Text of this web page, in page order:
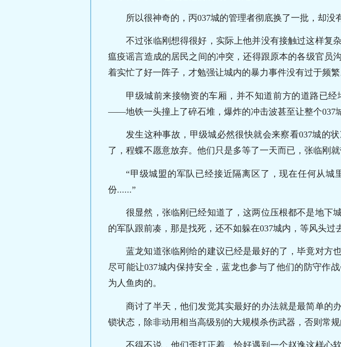
所以很神奇的，丙037城的管理者彻底换了一批，却没
不过张临刚想得很好，实际上他并没有接触过这样复
瘟疫谣言造成的居民之间的冲突，还得跟原本的各级官员
着实忙了好一阵子，才勉强让城内的暴力事件没有过于频繁
甲级城前来接物资的车厢，并不知道前方的道路已
——地铁一头撞上了碎石堆，爆炸的冲击波甚至让整个037
发生这种事故，甲级城必然很快就会来察看037城的
了，程蝶不愿意放弃。他们只是多等了一天而已，张临刚
“甲级城盟的军队已经接近隔离区了，现在任何从
份......”
很显然，张临刚已经知道了，这两位压根都不是地下
的军队跟前凑，那是找死，还不如躲在037城内，等风头过
蓝龙知道张临刚给的建议已经是最好的了，毕竟对方
尽可能让037城内保持安全，蓝龙也参与了他们的防守
为人鱼肉的。
商讨了半天，他们发觉其实最好的办法就是最简单
锁状态，除非动用相当高级别的大规模杀伤武器，否则常